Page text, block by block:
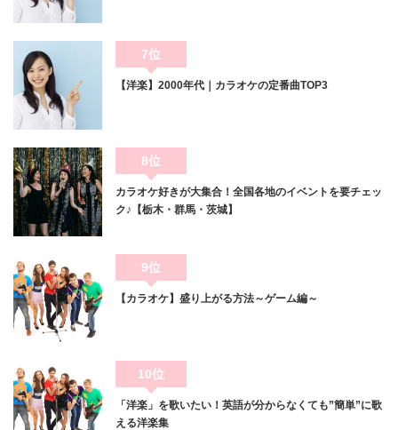
7位
【洋楽】2000年代｜カラオケの定番曲TOP3
8位
カラオケ好きが大集合！全国各地のイベントを要チェッ
ク♪【栃木・群馬・茨城】
9位
【カラオケ】盛り上がる方法～ゲーム編～
10位
「洋楽」を歌いたい！英語が分からなくても”簡単”に歌
える洋楽集